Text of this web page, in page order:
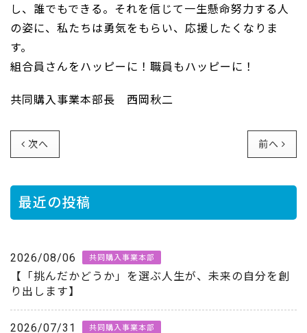
し、誰でもできる。それを信じて一生懸命努力する人
の姿に、私たちは勇気をもらい、応援したくなりま
す。
組合員さんをハッピーに！職員もハッピーに！
共同購入事業本部長 西岡秋二
次へ 前へ
最近の投稿
2026/08/06 共同購入事業本部
【「挑んだかどうか」を選ぶ人生が、未来の自分を創
り出します】
2026/07/31 共同購入事業本部